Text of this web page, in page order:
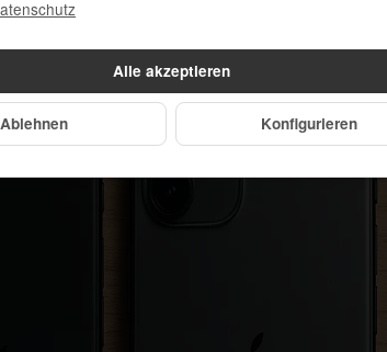
seine Funktion. Deshalb achten wir darauf,
bleiben.
Alle akzeptieren
Ablehnen Konfigurieren